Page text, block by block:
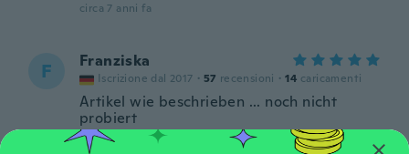
circa 7 anni fa
F Franziska
Iscrizione dal 2017 · 57 recensioni · 14 caricamenti
Artikel wie beschrieben ... noch nicht
probiert
circa 7 anni fa